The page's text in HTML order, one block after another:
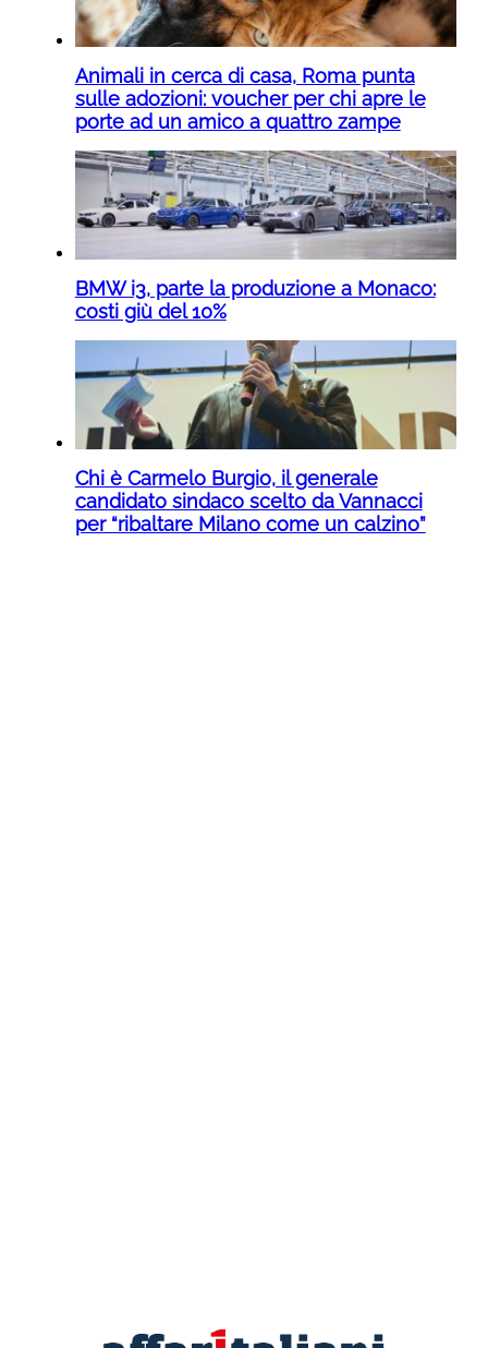
Animali in cerca di casa, Roma punta
sulle adozioni: voucher per chi apre le
porte ad un amico a quattro zampe
BMW i3, parte la produzione a Monaco:
costi giù del 10%
Chi è Carmelo Burgio, il generale
candidato sindaco scelto da Vannacci
per “ribaltare Milano come un calzino”